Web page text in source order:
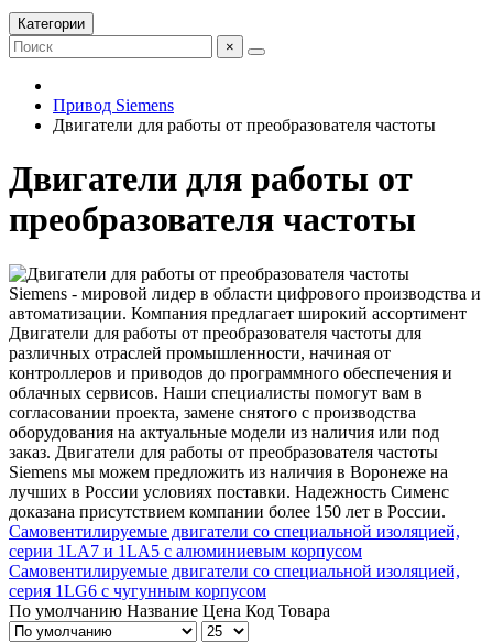
Категории
×
Привод Siemens
Двигатели для работы от преобразователя частоты
Двигатели для работы от
преобразователя частоты
Siemens - мировой лидер в области цифрового производства и
автоматизации. Компания предлагает широкий ассортимент
Двигатели для работы от преобразователя частоты для
различных отраслей промышленности, начиная от
контроллеров и приводов до программного обеспечения и
облачных сервисов. Наши специалисты помогут вам в
согласовании проекта, замене снятого с производства
оборудования на актуальные модели из наличия или под
заказ. Двигатели для работы от преобразователя частоты
Siemens мы можем предложить из наличия в Воронеже на
лучших в России условиях поставки. Надежность Сименс
доказана присутствием компании более 150 лет в России.
Самовентилируемые двигатели со специальной изоляцией,
серии 1LA7 и 1LA5 с алюминиевым корпусом
Самовентилируемые двигатели со специальной изоляцией,
серия 1LG6 с чугунным корпусом
По умолчанию Название Цена Код Товара